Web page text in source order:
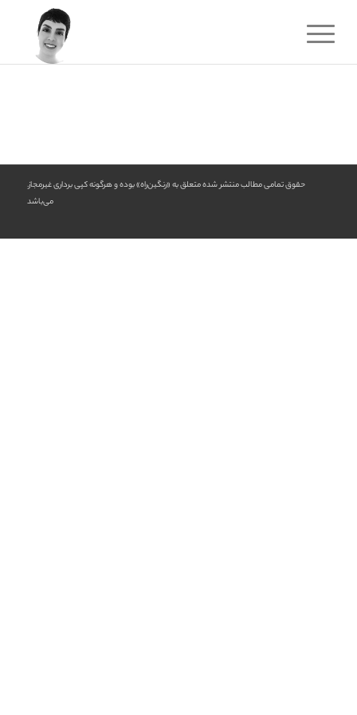
.حقوق تمامی مطالب منتشر شده متعلق به «رنگین‌راه» بوده و هرگونه کپی برداری غیرمجاز
می‌باشد